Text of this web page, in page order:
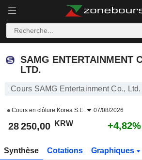
SAMG ENTERTAINMENT
LTD.
Cours SAMG Entertainment Co., Ltd.
Cours en clôture Korea S.E. 07/08/2026
28 250,00 KRW +4,82%
Synthèse Cotations Graphiques